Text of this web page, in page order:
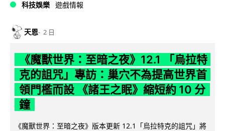
科技娛樂 遊戲情報
天恩 2 日
《魔獸世界：至暗之夜》12.1 「烏拉特
克的詛咒」專訪：巢穴不為提高世界首
領門檻而設 《諸王之眠》縮短約 10 分
鐘
《魔獸世界：至暗之夜》版本更新 12.1「烏拉特克的詛咒」將